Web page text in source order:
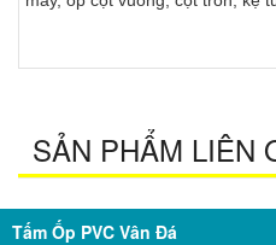
SẢN PHẨM LIÊN
Tấm Ốp PVC Vân Đá